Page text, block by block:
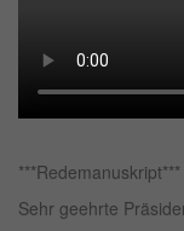
***Redemanuskript***
Sehr geehrte